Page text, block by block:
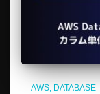
AWS DATABASE